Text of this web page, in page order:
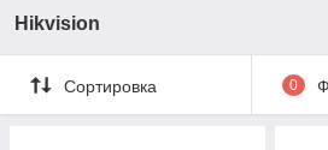
Hikvision
Сортировка 0